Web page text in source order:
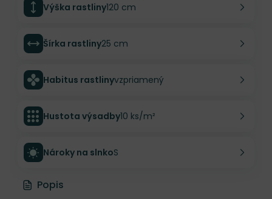
Výška rastliny120 cm
Šírka rastliny25 cm
Habitus rastlinyvzpriamený
Hustota výsadby10 ks/m²
Nároky na slnkoS
Popis